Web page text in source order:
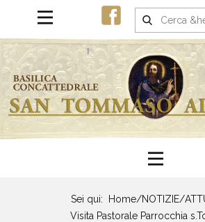
Sei qui: Home/NOTIZIE/
Visita Pastorale Parrocchia